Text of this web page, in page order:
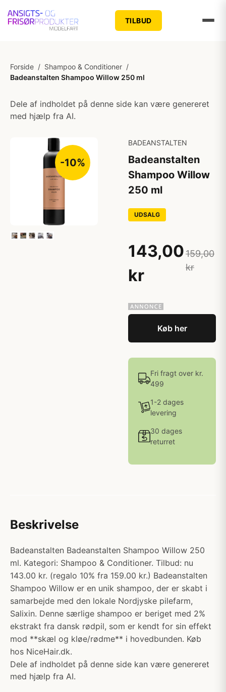
TILBUD
Forside / Shampoo & Conditioner /
Badeanstalten Shampoo Willow 250 ml
Dele af indholdet på denne side kan være genereret
med hjælp fra AI.
-10%
BADEANSTALTEN
Badeanstalten
Shampoo Willow
250 ml
UDSALG
143,00
kr
159,00
kr
Køb her
Fri fragt over kr.
499
1-2 dages
levering
30 dages
returret
Beskrivelse
Badeanstalten Badeanstalten Shampoo Willow 250
ml. Kategori: Shampoo & Conditioner. Tilbud: nu
143.00 kr. (regalo 10% fra 159.00 kr.) Badeanstalten
Shampoo Willow er en unik shampoo, der er skabt i
samarbejde med den lokale Nordjyske pilefarm,
Salixin. Denne særlige shampoo er beriget med 2%
ekstrakt fra dansk rødpil, som er kendt for sin effekt
mod **skæl og kløe/rødme** i hovedbunden. Køb
hos NiceHair.dk.
Dele af indholdet på denne side kan være genereret
med hjælp fra AI.